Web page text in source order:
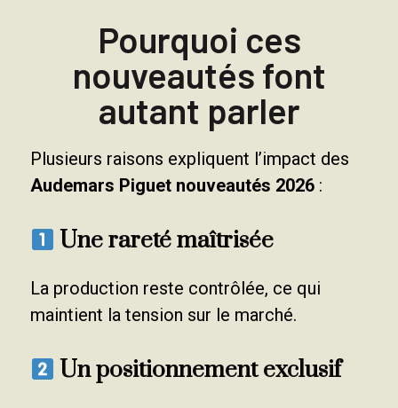
Pourquoi ces
nouveautés font
autant parler
Plusieurs raisons expliquent l’impact des
Audemars Piguet nouveautés 2026 :
Une rareté maîtrisée
La production reste contrôlée, ce qui
maintient la tension sur le marché.
Un positionnement exclusif